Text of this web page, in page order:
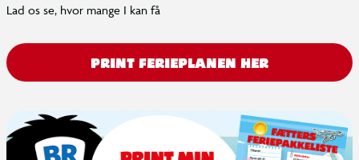
Lad os se, hvor mange I kan få
PRINT FERIEPLANEN HER